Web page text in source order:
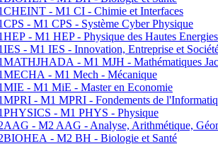
- M1 CI - Chimie et Interfaces
- M1 CPS - Système Cyber Physique
- M1 HEP - Physique des Hautes Energies
- M1 IES - Innovation, Entreprise et
- M1 MJH - Mathématiques
- M1 Mech - Mécanique
- M1 MiE - Master en Economie
- M1 MPRI - Fondements de
- M1 PHYS - Physique
- M2 AAG - Analyse, Arithmétique,
- M2 BH - Biologie et Santé